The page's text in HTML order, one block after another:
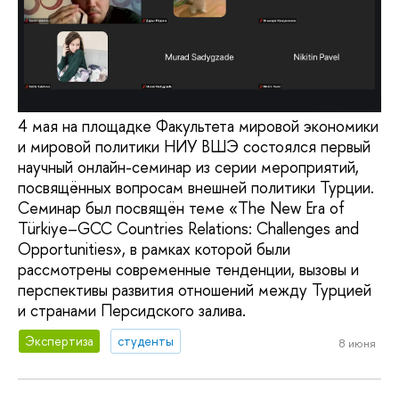
4 мая на площадке Факультета мировой экономики
и мировой политики НИУ ВШЭ состоялся первый
научный онлайн-семинар из серии мероприятий,
посвящённых вопросам внешней политики Турции.
Семинар был посвящён теме «The New Era of
Türkiye–GCC Countries Relations: Challenges and
Opportunities», в рамках которой были
рассмотрены современные тенденции, вызовы и
перспективы развития отношений между Турцией
и странами Персидского залива.
Экспертиза студенты 8 июня